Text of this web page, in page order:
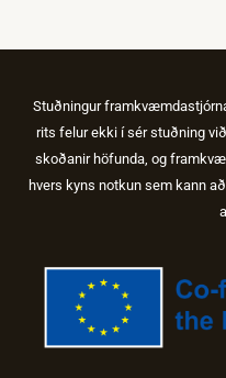
Stuðningur
rits felur ekki í sér stuðning
skoðanir höfunda, og
hvers kyns notkun sem kann